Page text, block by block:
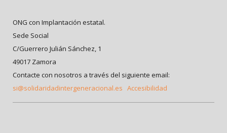
ONG con Implantación estatal.
Sede Social
C/Guerrero Julián Sánchez, 1
49017 Zamora
Contacte con nosotros a través del siguiente email:
si@solidaridadintergeneracional.es Accesibilidad